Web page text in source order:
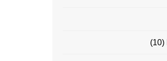
(10)